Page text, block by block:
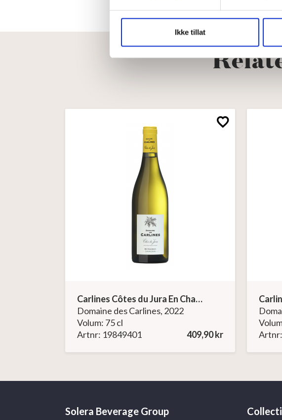
Ikke tillat
Carlines Côtes du Jura En Charnay Savagnin
Domaine des Carlines, 2022
Volum: 75 cl
Artnr: 19849401
409,90 kr
Solera Beverage Group